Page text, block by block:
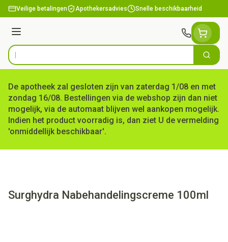
Ga naar de inhoud
Veilige betalingen Apothekersadvies Snelle beschikbaarheid
Menu
Product, merk, categorie... Zoek
De apotheek zal gesloten zijn van zaterdag 1/08 en met
zondag 16/08. Bestellingen via de webshop zijn dan niet
mogelijk, via de automaat blijven wel aankopen mogelijk.
Indien het product voorradig is, dan ziet U de vermelding
'onmiddellijk beschikbaar'.
Surghydra Nabehandelingscreme 100ml